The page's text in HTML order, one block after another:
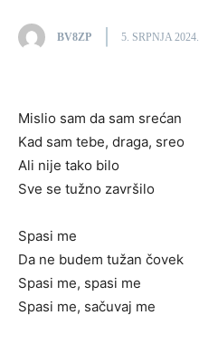
BV8ZP 5. SRPNJA 2024.
Mislio sam da sam srećan
Kad sam tebe, draga, sreo
Ali nije tako bilo
Sve se tužno završilo
Spasi me
Da ne budem tužan čovek
Spasi me, spasi me
Spasi me, sačuvaj me